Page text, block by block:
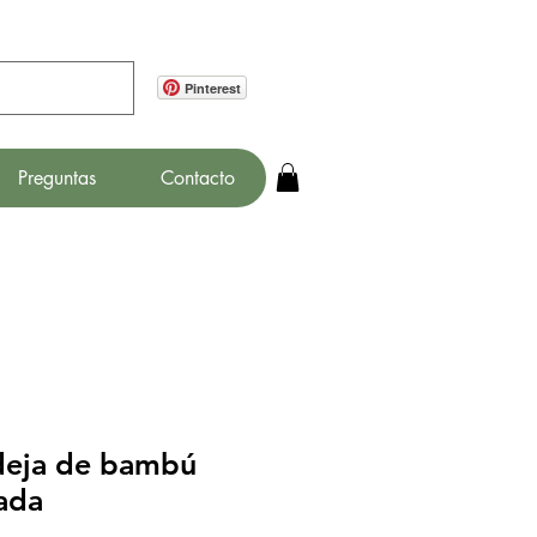
Pinterest
Preguntas Contacto
de bambú